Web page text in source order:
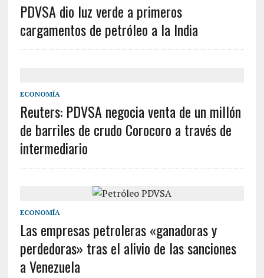
PDVSA dio luz verde a primeros
cargamentos de petróleo a la India
ECONOMÍA
Reuters: PDVSA negocia venta de un millón
de barriles de crudo Corocoro a través de
intermediario
ECONOMÍA
Las empresas petroleras «ganadoras y
perdedoras» tras el alivio de las sanciones
a Venezuela